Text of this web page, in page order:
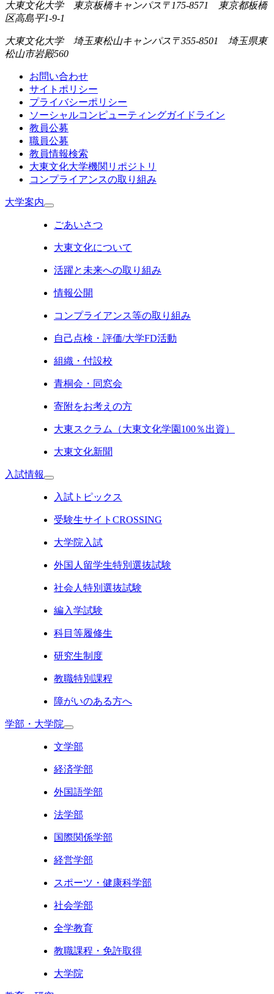
大東文化大学 東京板橋キャンパス 〒175-8571 東京都板橋
区高島平1-9-1
大東文化大学 埼玉東松山キャンパス 〒355-8501 埼玉県東
松山市岩殿560
お問い合わせ
サイトポリシー
プライバシーポリシー
ソーシャルコンピューティングガイドライン
教員公募
職員公募
教員情報検索
大東文化大学機関リポジトリ
コンプライアンスの取り組み
大学案内
ごあいさつ
大東文化について
活躍と未来への取り組み
情報公開
コンプライアンス等の取り組み
自己点検・評価/大学FD活動
組織・付設校
青桐会・同窓会
寄附をお考えの方
大東スクラム（大東文化学園100％出資）
大東文化新聞
入試情報
入試トピックス
受験生サイトCROSSING
大学院入試
外国人留学生特別選抜試験
社会人特別選抜試験
編入学試験
科目等履修生
研究生制度
教職特別課程
障がいのある方へ
学部・大学院
文学部
経済学部
外国語学部
法学部
国際関係学部
経営学部
スポーツ・健康科学部
社会学部
全学教育
教職課程・免許取得
大学院